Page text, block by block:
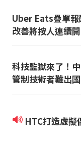
Uber Eats疊單報
改善將按人連續
科技監獄來了！
管制技術者難出
HTC打造虛擬